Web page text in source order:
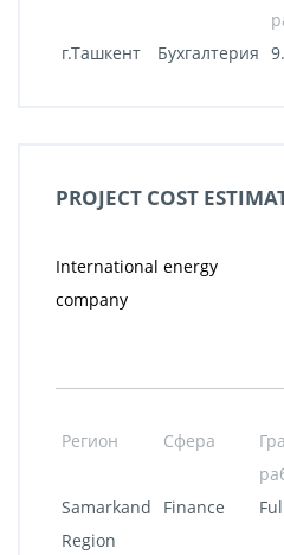
г.Ташкент
Бухгалтерия
PROJECT COST
International energy
company
Регион Сфера
Samarkand
Region
Finance